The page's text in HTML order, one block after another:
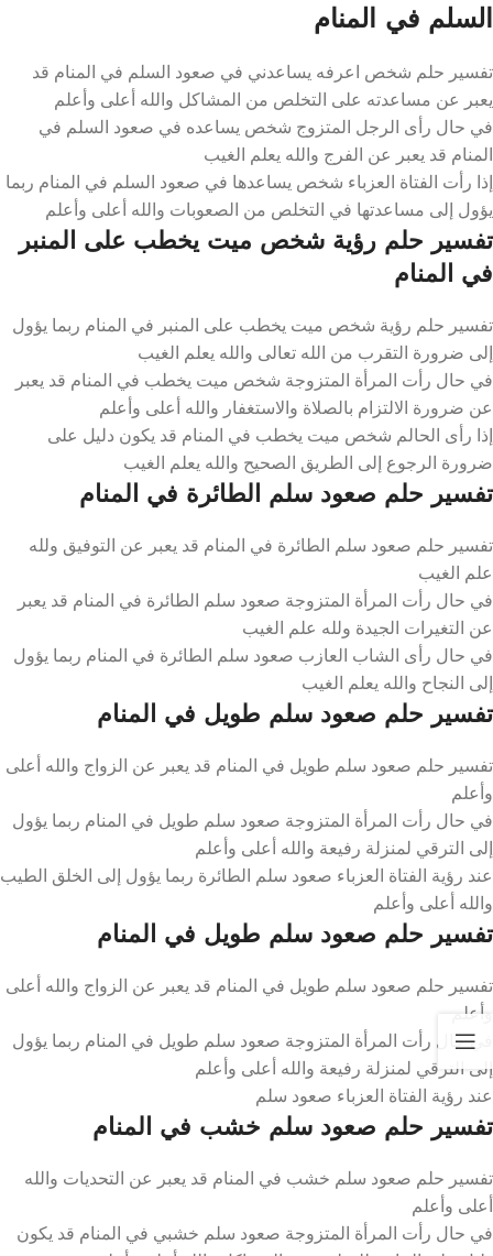
السلم في المنام
تفسير حلم شخص اعرفه يساعدني في صعود السلم في المنام قد
يعبر عن مساعدته على التخلص من المشاكل والله أعلى وأعلم
في حال رأى الرجل المتزوج شخص يساعده في صعود السلم في
المنام قد يعبر عن الفرج والله يعلم الغيب
إذا رأت الفتاة العزباء شخص يساعدها في صعود السلم في المنام ربما
يؤول إلى مساعدتها في التخلص من الصعوبات والله أعلى وأعلم
تفسير حلم رؤية شخص ميت يخطب على المنبر
في المنام
تفسير حلم رؤية شخص ميت يخطب على المنبر في المنام ربما يؤول
إلى ضرورة التقرب من الله تعالى والله يعلم الغيب
في حال رأت المرأة المتزوجة شخص ميت يخطب في المنام قد يعبر
عن ضرورة الالتزام بالصلاة والاستغفار والله أعلى وأعلم
إذا رأى الحالم شخص ميت يخطب في المنام قد يكون دليل على
ضرورة الرجوع إلى الطريق الصحيح والله يعلم الغيب
تفسير حلم صعود سلم الطائرة في المنام
تفسير حلم صعود سلم الطائرة في المنام قد يعبر عن التوفيق ولله
علم الغيب
في حال رأت المرأة المتزوجة صعود سلم الطائرة في المنام قد يعبر
عن التغيرات الجيدة ولله علم الغيب
في حال رأى الشاب العازب صعود سلم الطائرة في المنام ربما يؤول
إلى النجاح والله يعلم الغيب
تفسير حلم صعود سلم طويل في المنام
تفسير حلم صعود سلم طويل في المنام قد يعبر عن الزواج والله أعلى
وأعلم
في حال رأت المرأة المتزوجة صعود سلم طويل في المنام ربما يؤول
إلى الترقي لمنزلة رفيعة والله أعلى وأعلم
عند رؤية الفتاة العزباء صعود سلم الطائرة ربما يؤول إلى الخلق الطيب
والله أعلى وأعلم
تفسير حلم صعود سلم طويل في المنام
تفسير حلم صعود سلم طويل في المنام قد يعبر عن الزواج والله أعلى
وأعلم
في حال رأت المرأة المتزوجة صعود سلم طويل في المنام ربما يؤول
إلى الترقي لمنزلة رفيعة والله أعلى وأعلم
عند رؤية الفتاة العزباء صعود سلم
تفسير حلم صعود سلم خشب في المنام
تفسير حلم صعود سلم خشب في المنام قد يعبر عن التحديات والله
أعلى وأعلم
في حال رأت المرأة المتزوجة صعود سلم خشبي في المنام قد يكون